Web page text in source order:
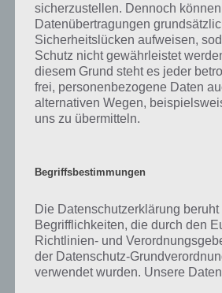
Ruinen können auf mehrere Arten und
zum Beispiel Bauruinen, bei denen es sich
Bau abgebrochen wurde. Diese Häuser
des Rohbaus und werden anschließend sich
Auch Kriege verursachen viele Ruinen.
meisten dieser Bauwerke wurden vor
gebaut und haben anschließend für lange
Burgbewohner gedient. Irgendwann
verlassen oder bei Kriegen teilweise
sich nicht, daher stehen vereinzelt die
sicherzustellen. Dennoch
Datenübertragungen
Sicherheitslücken aufweisen,
Schutz nicht gewährleistet
diesem Grund steht es jeder
frei, personenbezogene Daten
alternativen Wegen,
uns zu übermitteln.
Begriffsbestimmungen
Die Datenschutzerklärung beruht
Begrifflichkeiten, die durch den
Richtlinien- und
der Datenschutz-
verwendet wurden. Unsere